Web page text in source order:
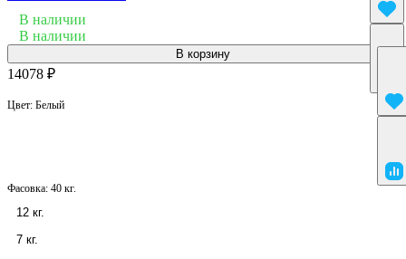
В наличии
В наличии
В корзину
14078 ₽
Цвет: Белый
Фасовка: 40 кг.
12 кг.
7 кг.